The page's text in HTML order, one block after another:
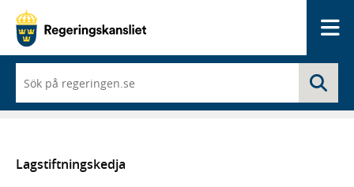
du
börjar
skriva
en
lista
Lagstiftningskedja